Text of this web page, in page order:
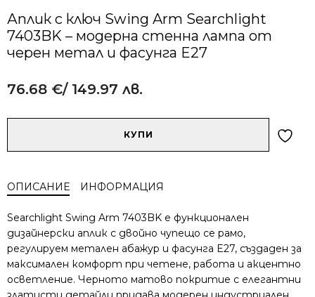
Аплик с ключ Swing Arm Searchlight
7403BK – модерна стенна лампа от
черен метал и фасунга E27
76.68 €/ 149.97 лв.
ключ
Arm
Searchlight
7403BK
–
модерна
стенна
КУПИ
ОПИСАНИЕ ИНФОРМАЦИЯ
Searchlight Swing Arm 7403BK е функционален
дизайнерски аплик с двойно чупещо се рамо,
регулируем метален абажур и фасунга E27, създаден за
максимален комфорт при четене, работа и акцентно
осветление. Черното матово покритие с елегантни